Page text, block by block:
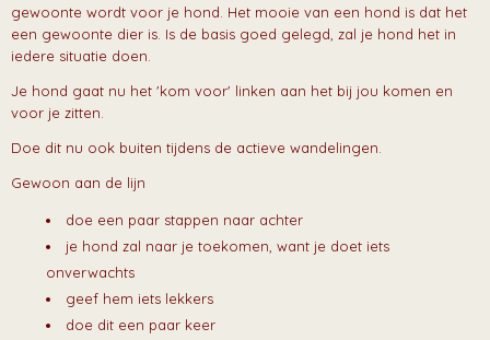
gewoonte wordt voor je hond. Het mooie van een hond is dat het
een gewoonte dier is. Is de basis goed gelegd, zal je hond het in
iedere situatie doen.
Je hond gaat nu het 'kom voor' linken aan het bij jou komen en
voor je zitten.
Doe dit nu ook buiten tijdens de actieve wandelingen.
Gewoon aan de lijn
doe een paar stappen naar achter
je hond zal naar je toekomen, want je doet iets
onverwachts
geef hem iets lekkers
doe dit een paar keer